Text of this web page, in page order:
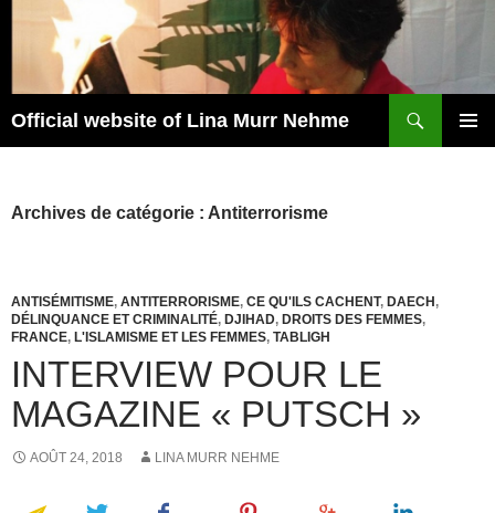
Official website of Lina Murr Nehme
Archives de catégorie : Antiterrorisme
ANTISÉMITISME, ANTITERRORISME, CE QU'ILS CACHENT, DAECH ,
DÉLINQUANCE ET CRIMINALITÉ, DJIHAD, DROITS DES FEMMES,
FRANCE, L'ISLAMISME ET LES FEMMES, TABLIGH
INTERVIEW POUR LE
MAGAZINE « PUTSCH »
AOÛT 24, 2018 LINA MURR NEHME